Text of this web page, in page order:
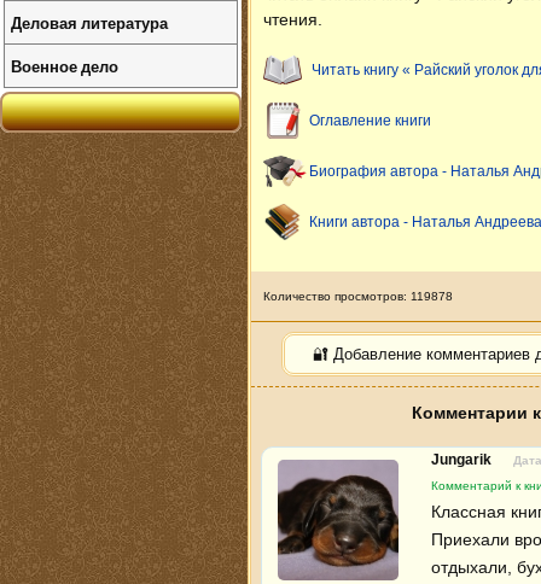
чтения.
Читать книгу « Райский уголок
Оглавление книги
Биография автора - Наталья
Книги автора - Наталья Андреева
Количество просмотров: 119878
🔐 Добавление комментариев
Комментарии
Jungarik
Комментарий к
Классная
Приехали
отдыхали,
Деловая литература
Военное дело